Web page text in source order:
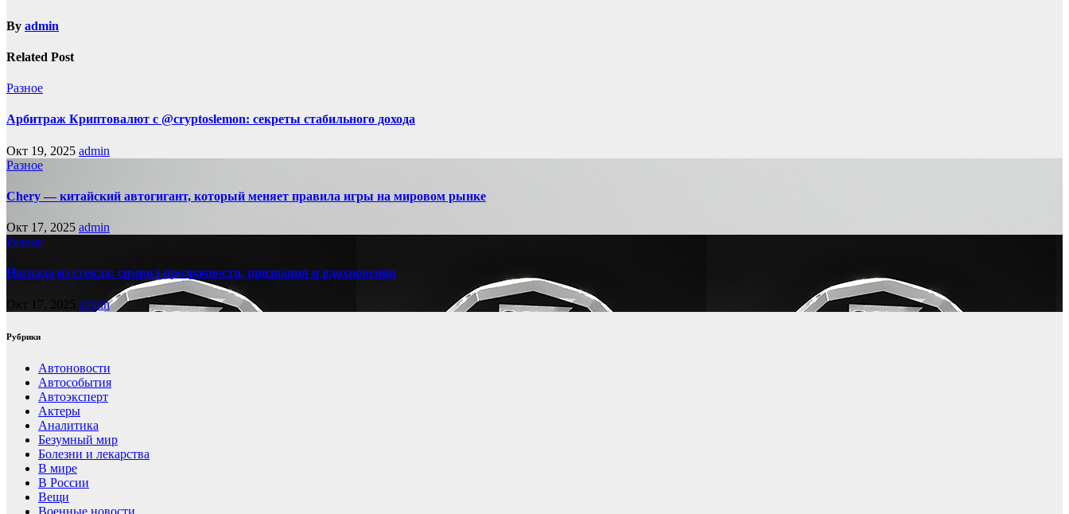
By admin
Related Post
Разное
Арбитраж Криптовалют с @cryptoslemon: секреты стабильного дохода
Окт 19, 2025 admin
Разное
Chery — китайский автогигант, который меняет правила игры на мировом рынке
Окт 17, 2025 admin
Разное
Награда из стекла: символ прозрачности, признания и вдохновения
Окт 17, 2025 admin
Рубрики
Автоновости
Автособытия
Автоэксперт
Актеры
Аналитика
Безумный мир
Болезни и лекарства
В мире
В России
Вещи
Военные новости